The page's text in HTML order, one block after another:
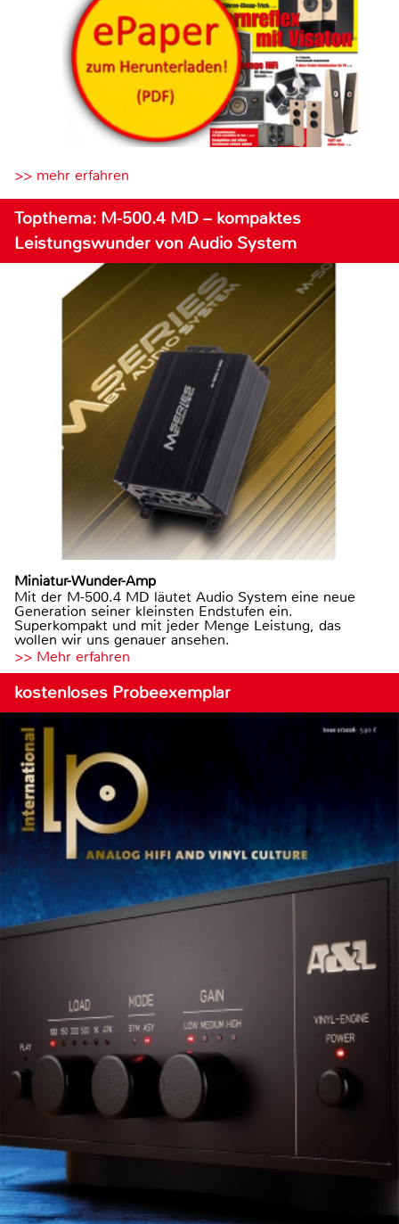
>> mehr erfahren
Topthema: M-500.4 MD – kompaktes
Leistungswunder von Audio System
Miniatur-Wunder-Amp
Mit der M-500.4 MD läutet Audio System eine neue
Generation seiner kleinsten Endstufen ein.
Superkompakt und mit jeder Menge Leistung, das
wollen wir uns genauer ansehen.
>> Mehr erfahren
kostenloses Probeexemplar